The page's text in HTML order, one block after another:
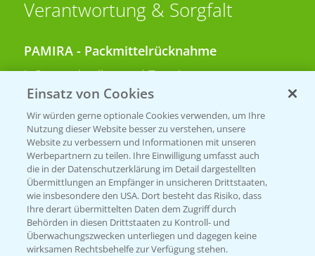
Verantwortung & Sorgfalt
PAMIRA - Packmittelrücknahme
Sammelstellen und Termine
PRE - Chemikalien sicher entsorgen
Sammelstellen und Termine
Kontakt & Notfall
Beratung auf WhatsApp
T.+49 (0)174 346 564 1
Einsatz von Cookies
Wir würden gerne optionale Cookies verwenden, um Ihre
Nutzung dieser Website besser zu verstehen, unsere
Website zu verbessern und Informationen mit unseren
Werbepartnern zu teilen. Ihre Einwilligung umfasst auch
die in der Datenschutzerklärung im Detail dargestellten
Übermittlungen an Empfänger in unsicheren Drittstaaten,
wie insbesondere den USA. Dort besteht das Risiko, dass
Ihre derart übermittelten Daten dem Zugriff durch
Behörden in diesen Drittstaaten zu Kontroll- und
Überwachungszwecken unterliegen und dagegen keine
wirksamen Rechtsbehelfe zur Verfügung stehen.